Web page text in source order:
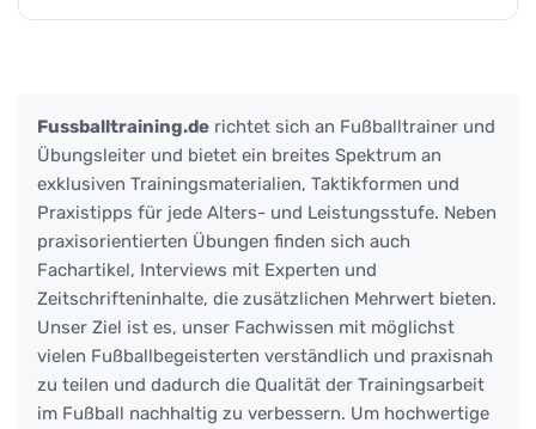
Fussballtraining.de richtet sich an Fußballtrainer und
Übungsleiter und bietet ein breites Spektrum an
exklusiven Trainingsmaterialien, Taktikformen und
Praxistipps für jede Alters- und Leistungsstufe. Neben
praxisorientierten Übungen finden sich auch
Fachartikel, Interviews mit Experten und
Zeitschrifteninhalte, die zusätzlichen Mehrwert bieten.
Unser Ziel ist es, unser Fachwissen mit möglichst
vielen Fußballbegeisterten verständlich und praxisnah
zu teilen und dadurch die Qualität der Trainingsarbeit
im Fußball nachhaltig zu verbessern. Um hochwertige